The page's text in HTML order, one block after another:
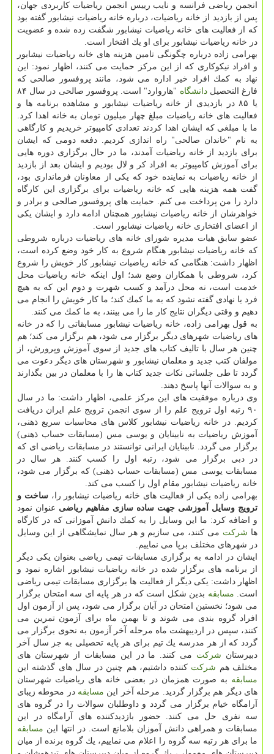
انجمن ریاضی فرانسه و نایب رییس انجمن ریاضیات كاربردی جهان،
پس از بازدید از خانه ریاضیات، درباره خانه ریاضیات نیشابور گفته بود
كه از فعالیت های خانه ریاضیات نیشابور شگفت زده شده و عضویت
در خانه ریاضیات نیشابور برای او یك افتخار است.
بهرامی زاده درباره چگونگی تامین هزینه های خانه ریاضیات نیشابور
و افراد نیكوكاری كه از این مركز حمایت می كنند، اظهار نمود: این
نهاد به كمك افراد خیر اداره می شود، مانند پروفسور صالحی كه
فارغ التحصیلدانشگاه
"هاروارد" است. پروفسور صالحی در سال ۸۴
یا ۸۵ در بازدیدی از خانه ریاضیات نیشابور و مشاهده برنامه ها و
فعالیت های خانه ریاضیات مبلغ چهار میلیون تومان به خانه اهدا كرد.
ما با مبلغی كه ایشان اهدا كردند تعدادی كامپیوتر خریدیم و كارگاهی
به نام "خاندان صالحی" راه اندازی كردیم. دفعه دومی كه ایشان
برای بازدید از خانه ریاضیات آمدند، ما در حال برگزاری دوره هایی
برای آموزش كامپیوتر به افراد كر و لال بودیم و ایشان بعد از بازدید
از خانه ریاضیات به نماینده خود كه یكی از معاونان فرمانداری بود،
گفت همه هزینه هایی كه خانه ریاضیات برای برگزاری این كارگاه
دارد را من پرداخت می كنم. حمایت های پروفسور صالحی و برادر و
خواهرشان از خانه ریاضیات نیشابور همچنان ادامه دارد و ایشان یكی
از اعضای افتخاری خانه ریاضیات نیشابور است.
عضو سابق هیات مدیره شورای خانه های ریاضیات درباره شروطی
كه خانه ریاضیات نیشابور هنگام شروع به كار خود وضع كرده است،
اظهار داشت: هنگامی كه خانه ریاضیات نیشابور كار خویش را شروع
كرد، شروطی با همكاران وضع شد؛ اول اینكه خانه ریاضیات محل
خدمت است، نه محل درآمد و كسب شهرت و دوم این كه به هیچ
فرد یا نهادی گفته نشود كه به ما كمك كند؛ ما كار خویش را انجام می
دهیم و وقتی دیگران نتایج كار ما را می بینند، به ما كمك می كنند.
به قول بهرامی زاده، خانه ریاضیات نیشابور مسابقاتی را كه در خانه
های ریاضیات شهرهای دیگر برگزار می شود، هم برگزار می كند؛ هم
چنین هر سال با تالیف كتاب های جدید از سوی آموزش وپرورش، از
مولفان كتب جدید و معلمان نیشابور و شهرستان های دیگر دعوت می
گردد تا طی جلساتی نكات جدید كتاب ها را با معلمان در بین بگذارند
و به سوالات آنها پاسخ دهند.
وی درباره موفقیت های این مركز علمی، اظهار داشت: ما در سال
۹۰ رتبه اول ترویج علم را از سوی انجمن ترویج علم ایران دریافت
كردیم. در خانه ریاضیات نیشابور كلاس های محاسبات سریع ذهنی،
آموزش ریاضیات به نابینایان و یوسی مس (مسابقات حساب ذهنی)
برگزار می گردد. نابینایان ایرانی توانستند در مسابقات ریاضی ای كه
در دبی برگزار می شود، رتبه اول را كسب كنند. هر سال در
مسابقات یوسی مس (مسابقات حساب ذهنی) كه برگزار می شود،
خانه ریاضیات نیشابور مقام اول را كسب می كند.
بهرامی زاده یكی از فعالیت های خانه ریاضیات نیشابور را،ساخت و
ترویج وسایل آموزشی جهت ساده سازی مفاهیم ریاضی عنوان نمود
و اضافه كرد: ما این وسایل را به كمك دانش آموزانی كه در كارگاه
ها شركت می كنند، می سازیم و هر سال نمایشگاهی از این وسایل
در شهرهای مختلف برپا می نماییم.
ایشان در ادامه به برگزاری مسابقات تیمی ریاضی بعنوان یكی دیگر
از برنامه های برگزار شده در خانه ریاضیات نیشابور اشاره نمود و
اظهار داشت: یكی دیگر از فعالیت ها برگزاری مسابقات تیمی ریاضی
است. مسابقه بدین شكل است كه در هر پایه ای سه امتحان برگزار
می شود؛ نخستین امتحان در آبان برگزار می شود، پس از آزمون اول
افراد گروه بندی می شوند و تا بهمن ماه برای آزمون تمرین می
كنند، سپس در اردیبهشت ماه مرحله آخر آزمون به نحوی برگزار می
گردد كه از هر مدرسه یك تیم برای هر پایه تحصیلی به جز سال آخر
دبیرستان شركت می كنند. ما در این مسابقات از شهرستان های
مختلف هم شركت كننده داشتیم، هم چنین در سال های گذشته این
مسابقه به صورت همزمان در بعضی خانه های ریاضیات شهرستان
های دیگر هم برگزار گردید. مرحله آخر این مسابقه در محوطه زیبای
آرامگاه خیام برگزار می گردد و داوطلبان سوالات را در گروه های
سه نفری حل می كنند. حضور بازدیدكننده های آرامگاه در این
مسابقات و همراهی دانش آموزان بلامانع است. در انتها این مسابقه
ما برای هر رتبه سه گروه را اعلام می نماییم، یك گروه برنده از میان